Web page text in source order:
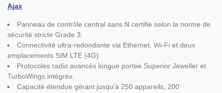
Ajax
Panneau de contrôle central sans fil certifié selon la norme de
sécurité stricte Grade 3.
Connectivité ultra-redondante via Ethernet, Wi-Fi et deux
emplacements SIM LTE (4G).
Protocoles radio avancés longue portée Superior Jeweller et
TurboWings intégrés.
Capacité étendue gérant jusqu'à 250 appareils, 200